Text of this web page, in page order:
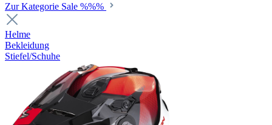
Zur Kategorie Sale %%%
Helme
Bekleidung
Stiefel/Schuhe